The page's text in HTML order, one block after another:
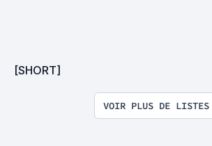
[SHORT]
VOIR PLUS DE LISTES